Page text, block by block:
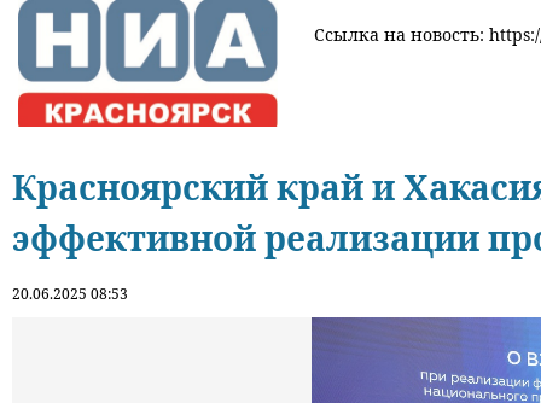
Ссылка на новость:
Красноярский край и
эффективной реализации
20.06.2025 08:53